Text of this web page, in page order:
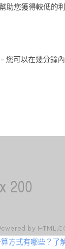
助您獲得較低的利
您可以在幾分鐘內
方式有哪些？了